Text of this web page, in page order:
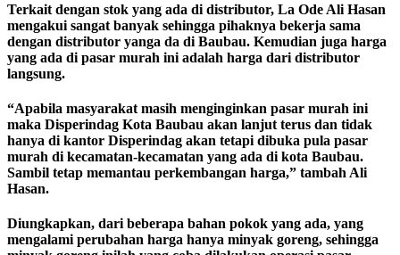
Terkait dengan stok yang ada di distributor, La Ode Ali Hasan
mengakui sangat banyak sehingga pihaknya bekerja sama
dengan distributor yanga da di Baubau. Kemudian juga harga
yang ada di pasar murah ini adalah harga dari distributor
langsung.
“Apabila masyarakat masih menginginkan pasar murah ini
maka Disperindag Kota Baubau akan lanjut terus dan tidak
hanya di kantor Disperindag akan tetapi dibuka pula pasar
murah di kecamatan-kecamatan yang ada di kota Baubau.
Sambil tetap memantau perkembangan harga,” tambah Ali
Hasan.
Diungkapkan, dari beberapa bahan pokok yang ada, yang
mengalami perubahan harga hanya minyak goreng, sehingga